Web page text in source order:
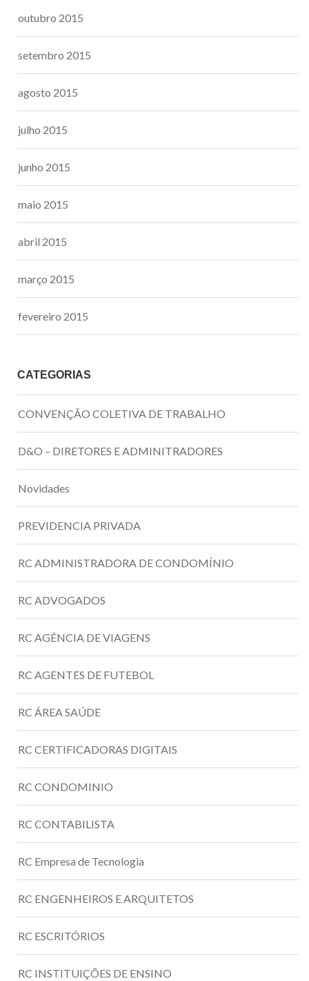
outubro 2015
setembro 2015
agosto 2015
julho 2015
junho 2015
maio 2015
abril 2015
março 2015
fevereiro 2015
CATEGORIAS
CONVENÇÃO COLETIVA DE TRABALHO
D&O – DIRETORES E ADMINITRADORES
Novidades
PREVIDENCIA PRIVADA
RC ADMINISTRADORA DE CONDOMÍNIO
RC ADVOGADOS
RC AGÊNCIA DE VIAGENS
RC AGENTES DE FUTEBOL
RC ÁREA SAÚDE
RC CERTIFICADORAS DIGITAIS
RC CONDOMINIO
RC CONTABILISTA
RC Empresa de Tecnologia
RC ENGENHEIROS E ARQUITETOS
RC ESCRITÓRIOS
RC INSTITUIÇÕES DE ENSINO